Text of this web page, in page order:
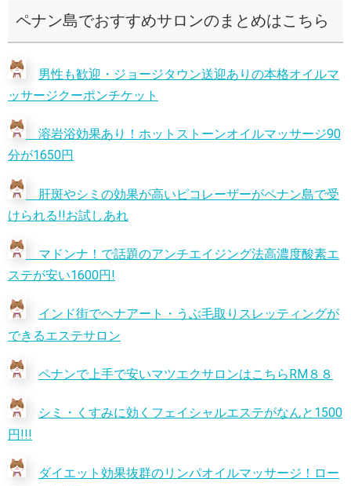
ペナン島でおすすめサロンのまとめはこちら
男性も歓迎・ジョージタウン送迎ありの本格オイルマ
ッサージクーポンチケット
溶岩浴効果あり！ホットストーンオイルマッサージ90
分が1650円
肝斑やシミの効果が高いピコレーザーがペナン島で受
けられる!!お試しあれ
マドンナ！で話題のアンチエイジング法高濃度酸素エ
ステが安い1600円!
インド街でヘナアート・うぶ毛取りスレッティングが
できるエステサロン
ペナンで上手で安いマツエクサロンはこちらRM８８
シミ・くすみに効くフェイシャルエステがなんと1500
円!!!
ダイエット効果抜群のリンパオイルマッサージ！ロー